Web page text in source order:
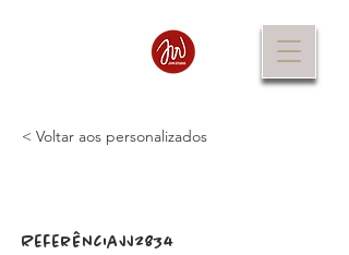
< Voltar aos personalizados
Referência JJ2834